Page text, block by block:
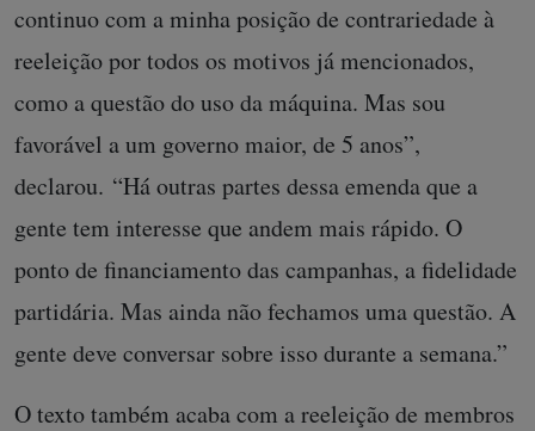
continuo com a minha posição de contrariedade à
reeleição por todos os motivos já mencionados,
como a questão do uso da máquina. Mas sou
favorável a um governo maior, de 5 anos”,
declarou. “Há outras partes dessa emenda que a
gente tem interesse que andem mais rápido. O
ponto de financiamento das campanhas, a fidelidade
partidária. Mas ainda não fechamos uma questão. A
gente deve conversar sobre isso durante a semana.”
O texto também acaba com a reeleição de membros